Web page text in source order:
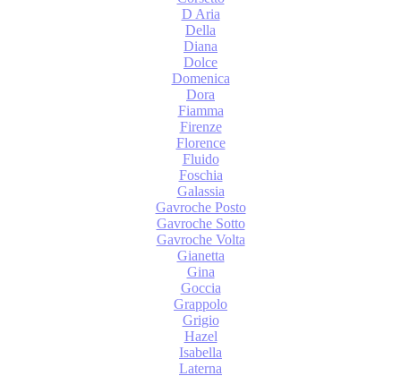
D Aria
Della
Diana
Dolce
Domenica
Dora
Fiamma
Firenze
Florence
Fluido
Foschia
Galassia
Gavroche Posto
Gavroche Sotto
Gavroche Volta
Gianetta
Gina
Goccia
Grappolo
Grigio
Hazel
Isabella
Laterna